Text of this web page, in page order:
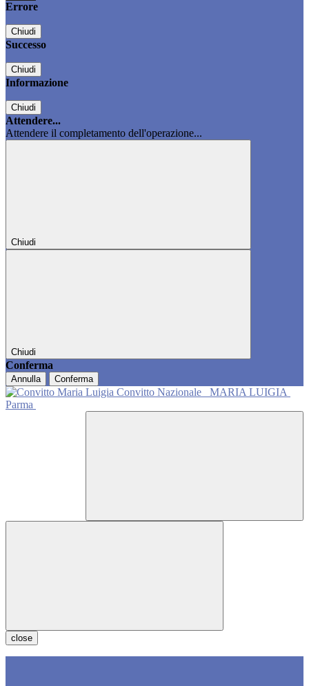
Errore
Chiudi
Successo
Chiudi
Informazione
Chiudi
Attendere...
Attendere il completamento dell'operazione...
Chiudi
Chiudi
Conferma
Annulla Conferma
Convitto Nazionale
MARIA LUIGIA
Parma
close